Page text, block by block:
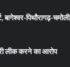
पिथौरागढ़-चमोली
लीक करने का आरोप